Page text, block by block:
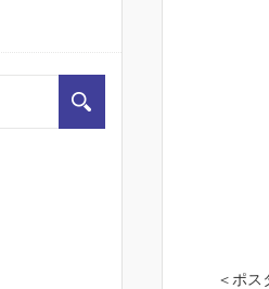
＜ポス